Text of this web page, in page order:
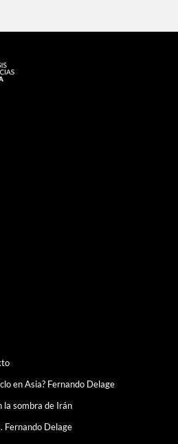
en Asia? Fernando Delage
la sombra de Irán
Fernando Delage